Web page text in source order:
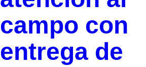
campo con
entrega de